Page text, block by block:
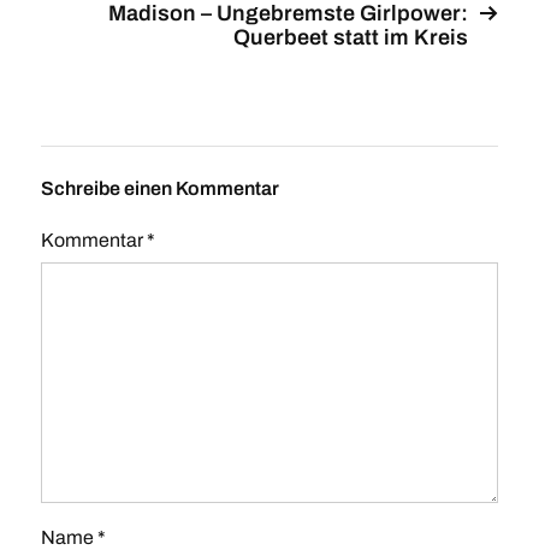
Madison – Ungebremste Girlpower:
Querbeet statt im Kreis
Schreibe einen Kommentar
Kommentar*
Name*